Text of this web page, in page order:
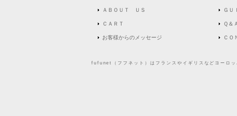
ＡＢＯＵＴ ＵＳ
ＣＡＲＴ
お客様からのメッセージ
ＧＵ
Ｑ＆Ａ
ＣＯ
fufunet（フフネット）はフランスやイギリスなどヨーロ